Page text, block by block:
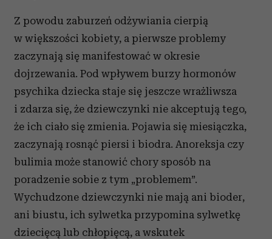
Z powodu zaburzeń odżywiania cierpią
w większości kobiety, a pierwsze problemy
zaczynają się manifestować w okresie
dojrzewania. Pod wpływem burzy hormonów
psychika dziecka staje się jeszcze wrażliwsza
i zdarza się, że dziewczynki nie akceptują tego,
że ich ciało się zmienia. Pojawia się miesiączka,
zaczynają rosnąć piersi i biodra. Anoreksja czy
bulimia może stanowić chory sposób na
poradzenie sobie z tym „problemem”.
Wychudzone dziewczynki nie mają ani bioder,
ani biustu, ich sylwetka przypomina sylwetkę
dziecięcą lub chłopięcą, a wskutek